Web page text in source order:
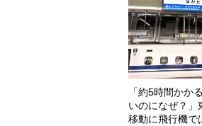
「約5時間かか
いのになぜ？」
移動に飛行機で